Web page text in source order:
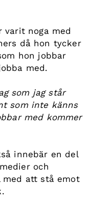
noga med
då hon tycker
hon jobbar
med.
som jag står
som inte känns
med kommer
innebär en del
och
med att stå emot